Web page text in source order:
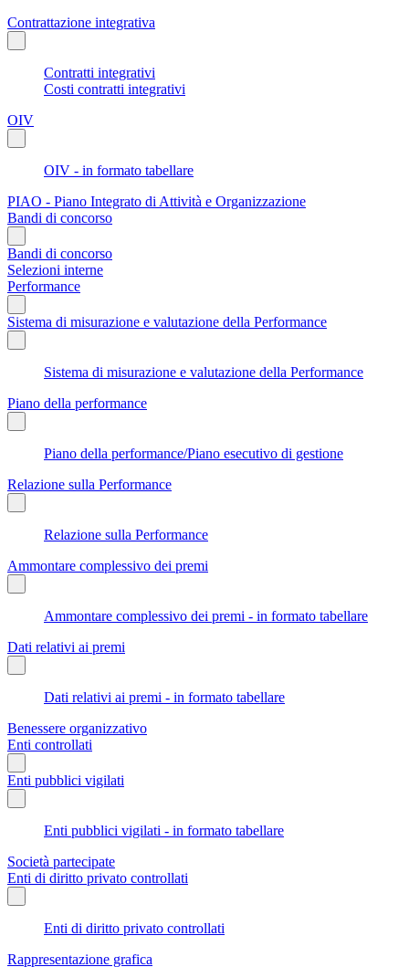
Contrattazione integrativa
Contratti integrativi
Costi contratti integrativi
OIV
OIV - in formato tabellare
PIAO - Piano Integrato di Attività e Organizzazione
Bandi di concorso
Bandi di concorso
Selezioni interne
Performance
Sistema di misurazione e valutazione della Performance
Sistema di misurazione e valutazione della Performance
Piano della performance
Piano della performance/Piano esecutivo di gestione
Relazione sulla Performance
Relazione sulla Performance
Ammontare complessivo dei premi
Ammontare complessivo dei premi - in formato tabellare
Dati relativi ai premi
Dati relativi ai premi - in formato tabellare
Benessere organizzativo
Enti controllati
Enti pubblici vigilati
Enti pubblici vigilati - in formato tabellare
Società partecipate
Enti di diritto privato controllati
Enti di diritto privato controllati
Rappresentazione grafica